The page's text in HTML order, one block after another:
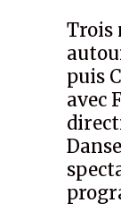
Trois
puis
avec